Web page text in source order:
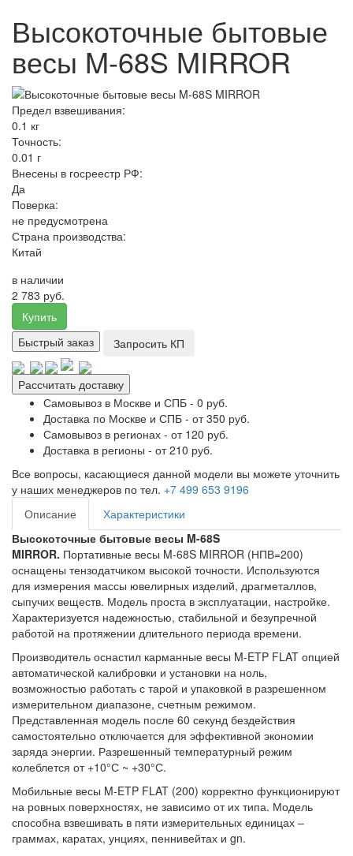
Высокоточные бытовые
весы M-68S MIRROR
Предел взвешивания:
0.1 кг
Точность:
0.01 г
Внесены в госреестр РФ:
Да
Поверка:
не предусмотрена
Страна производства:
Китай
в наличии
2 783 руб.
Купить
Быстрый заказ
Запросить КП
Рассчитать доставку
Самовывоз в Москве и СПБ - 0 руб.
Доставка по Москве и СПБ - от 350 руб.
Самовывоз в регионах - от 120 руб.
Доставка в регионы - от 210 руб.
Все вопросы, касающиеся данной модели вы можете уточнить
у наших менеджеров по тел. +7 499 653 9196
Описание
Характеристики
Высокоточные бытовые весы M-68S
MIRROR. Портативные весы M-68S MIRROR (НПВ=200)
оснащены тензодатчиком высокой точности. Используются
для измерения массы ювелирных изделий, драгметаллов,
сыпучих веществ. Модель проста в эксплуатации, настройке.
Характеризуется надежностью, стабильной и безупречной
работой на протяжении длительного периода времени.
Производитель оснастил карманные весы M-ETP FLAT опцией
автоматической калибровки и установки на ноль,
возможностью работать с тарой и упаковкой в разрешенном
измерительном диапазоне, счетным режимом.
Представленная модель после 60 секунд бездействия
самостоятельно отключается для эффективной экономии
заряда энергии. Разрешенный температурный режим
колеблется от +10°С ~ +30°С.
Мобильные весы M-ETP FLAT (200) корректно функционируют
на ровных поверхностях, не зависимо от их типа. Модель
способна взвешивать в пяти измерительных единицах –
граммах, каратах, унциях, пеннивейтах и gn.